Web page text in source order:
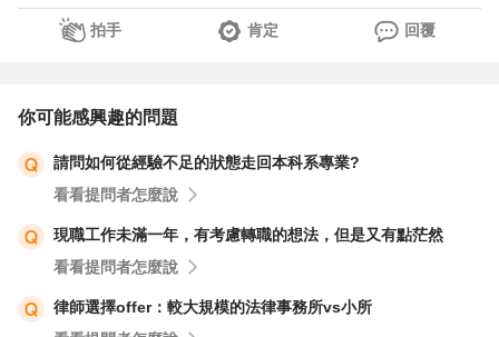
拍手 肯定 回覆
你可能感興趣的問題
請問如何從經驗不足的狀態走回本科系專業?
看看提問者怎麼說
現職工作未滿一年，有考慮轉職的想法，但是又有點茫然
看看提問者怎麼說
律師選擇offer：較大規模的法律事務所vs小所